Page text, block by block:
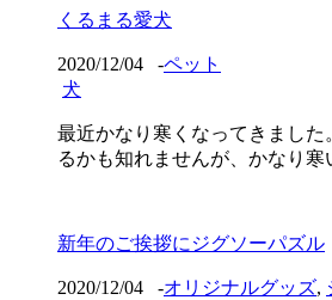
くるまる愛犬
2020/12/04 -ペット
犬
最近かなり寒くなってきまし
るかも知れませんが、かなり
新年のご挨拶にジグソーパズル
2020/12/04 -オリジナルグッズ,